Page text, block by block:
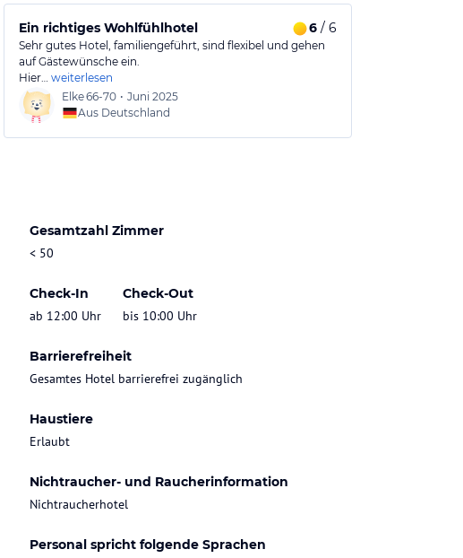
Ein richtiges Wohlfühlhotel 6/ 6
Sehr gutes Hotel, familiengeführt, sind flexibel und gehen
auf Gästewünsche ein.
Hier… weiterlesen
Elke66-70 • Juni 2025
Aus Deutschland
Gesamtzahl Zimmer
< 50
Check-In
ab 12:00 Uhr
Check-Out
bis 10:00 Uhr
Barrierefreiheit
Gesamtes Hotel barrierefrei zugänglich
Haustiere
Erlaubt
Nichtraucher- und Raucherinformation
Nichtraucherhotel
Personal spricht folgende Sprachen